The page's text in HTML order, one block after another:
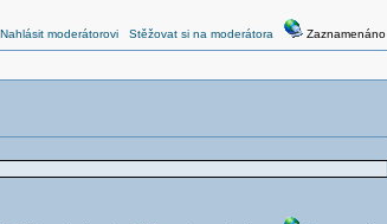
Nahlásit moderátorovi Stěžovat si na moderátora Zaznamenáno